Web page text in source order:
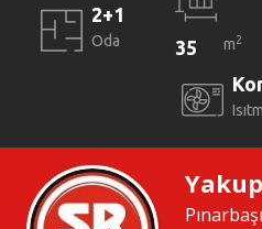
2+1
Oda 35 m2